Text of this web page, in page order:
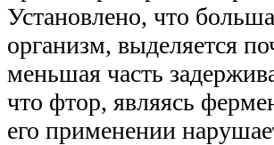
Установлено, что
организм, выделяется
меньшая часть
что фтор, являясь
его применении